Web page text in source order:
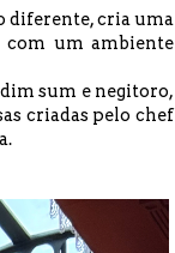
diferente, cria uma
com um ambiente
dim sum e negitoro,
criadas pelo chef